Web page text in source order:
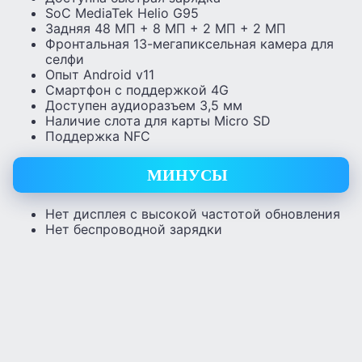
SoC MediaTek Helio G95
Задняя 48 МП + 8 МП + 2 МП + 2 МП
Фронтальная 13-мегапиксельная камера для
селфи
Опыт Android v11
Смартфон с поддержкой 4G
Доступен аудиоразъем 3,5 мм
Наличие слота для карты Micro SD
Поддержка NFC
МИНУСЫ
Нет дисплея с высокой частотой обновления
Нет беспроводной зарядки